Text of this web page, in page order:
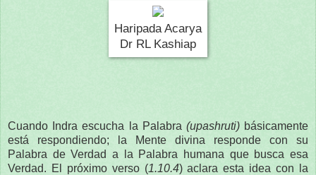
Haripada Acarya
Dr RL Kashiap
Cuando Indra escucha la Palabra (upashruti)básicamente
está respondiendo; la Mente divina responde con su
Palabra de Verdad a la Palabra humana que busca esa
Verdad. El próximo verso (1.10.4) aclara esta idea con la